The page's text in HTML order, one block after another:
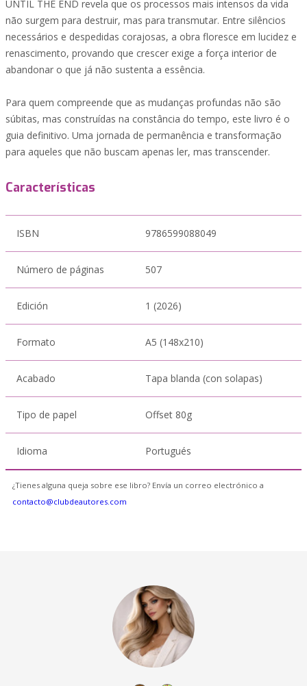
UNTIL THE END revela que os processos mais intensos da vida
não surgem para destruir, mas para transmutar. Entre silêncios
necessários e despedidas corajosas, a obra floresce em lucidez e
renascimento, provando que crescer exige a força interior de
abandonar o que já não sustenta a essência.
Para quem compreende que as mudanças profundas não são
súbitas, mas construídas na constância do tempo, este livro é o
guia definitivo. Uma jornada de permanência e transformação
para aqueles que não buscam apenas ler, mas transcender.
Características
ISBN 9786599088049
Número de páginas 507
Edición 1 (2026)
Formato A5 (148x210)
Acabado Tapa blanda (con solapas)
Tipo de papel Offset 80g
Idioma Portugués
¿Tienes alguna queja sobre ese libro? Envía un correo electrónico a
contacto@clubdeautores.com